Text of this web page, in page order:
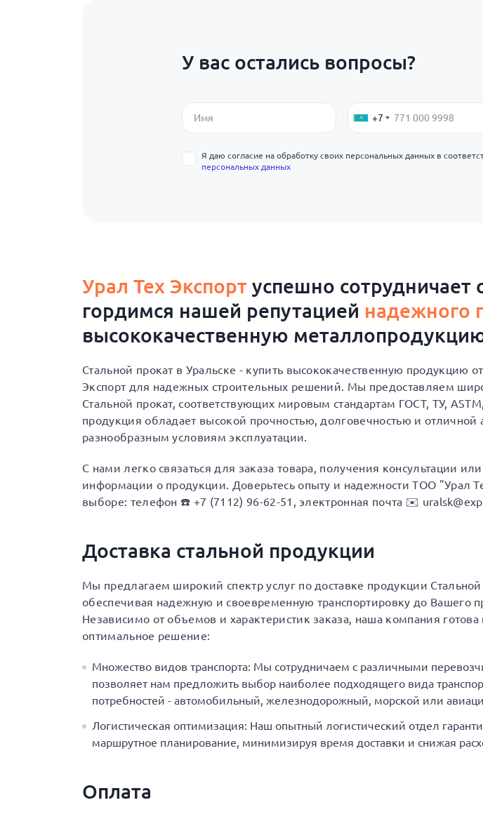
У вас остались вопросы?
+7
Я даю согласие на обработку своих персональных данных в
персональных данных
Урал Тех Экспорт успешно
гордимся нашей репутацией надежного
высококачественную
Стальной прокат в Уральске - купить высококачественную продукцию
Экспорт для надежных строительных решений. Мы предоставляем
Стальной прокат, соответствующих мировым стандартам ГОСТ, ТУ,
продукция обладает высокой прочностью, долговечностью и отличной
разнообразным условиям эксплуатации.
С нами легко связаться для заказа товара, получения консультации
информации о продукции. Доверьтесь опыту и надежности ТОО "Урал
выборе: телефон ☎️ +7 (7112) 96-62-51, электронная почта ✉️
Доставка стальной продукции
Мы предлагаем широкий спектр услуг по доставке продукции Стальной
обеспечивая надежную и своевременную транспортировку до Вашего
Независимо от объемов и характеристик заказа, наша компания
оптимальное решение:
Множество видов транспорта: Мы сотрудничаем с различными
позволяет нам предложить выбор наиболее подходящего вида
потребностей - автомобильный, железнодорожный, морской или
Логистическая оптимизация: Наш опытный логистический отдел
маршрутное планирование, минимизируя время доставки и снижая
Оплата